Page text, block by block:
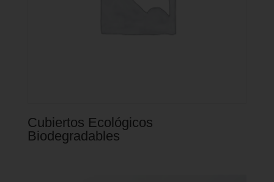
Cubiertos Ecológicos
Biodegradables